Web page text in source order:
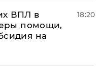
ВПЛ в
помощи,
на
18:20